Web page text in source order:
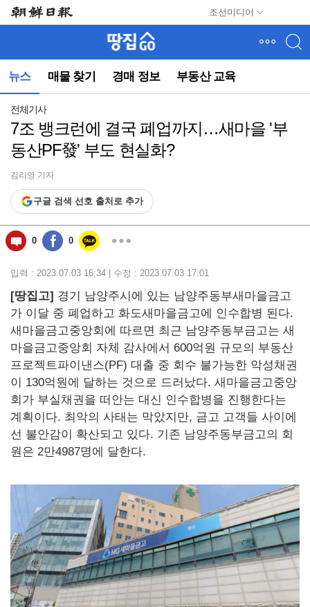
조선미디어
뉴스 매물 찾기 경매 정보 부동산 교육
뉴
(컨
동)
전체기사
7조 뱅크런에 결국 폐업까지…새마을 '부
동산PF發' 부도 현실화?
김리영 기자
구글 검색 선호 출처로 추가
0 0
입력 : 2023.07.03 16:34 | 수정 : 2023.07.03 17:01
[땅집고] 경기 남양주시에 있는 남양주동부새마을금고
가 이달 중 폐업하고 화도새마을금고에 인수합병 된다.
새마을금고중앙회에 따르면 최근 남양주동부금고는 새
마을금고중앙회 자체 감사에서 600억원 규모의 부동산
프로젝트파이낸스(PF) 대출 중 회수 불가능한 악성채권
이 130억원에 달하는 것으로 드러났다. 새마을금고중앙
회가 부실채권을 떠안는 대신 인수합병을 진행한다는
계획이다. 최악의 사태는 막았지만, 금고 고객들 사이에
선 불안감이 확산되고 있다. 기존 남양주동부금고의 회
원은 2만4987명에 달한다.